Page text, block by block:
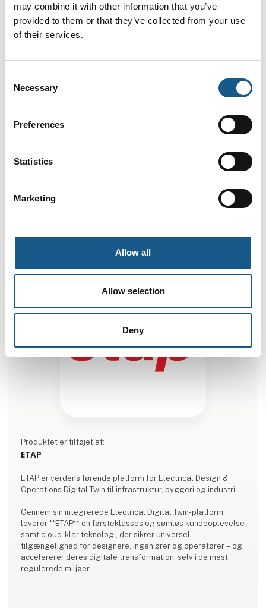
may combine it with other information that you’ve
provided to them or that they’ve collected from your use
of their services.
Selection
Necessary
Preferences
Statistics
Marketing
Allow all
Allow selection
Deny
SEE Electrical 3D Panel
ETAP Real Time
Produktet er tilføjet af:
ETAP
ETAP er verdens førende platform for Electrical Design &
Operations Digital Twin til infrastruktur, byggeri og industri.
Gennem sin integrerede Electrical Digital Twin-platform
leverer **ETAP** en førsteklasses og sømløs kundeoplevelse
samt cloud-klar teknologi, der sikrer universel
tilgængelighed for designere, ingeniører og operatører – og
accelererer deres digitale transformation, selv i de mest
regulerede miljøer.